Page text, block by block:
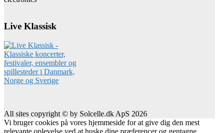
Live Klassisk
All sites copyright © by Solcelle.dk ApS 2026
Vi bruger cookies på vores hjemmeside for at give dig den mest
relevante oplevelse ved at huske dine præferencer og gentagne